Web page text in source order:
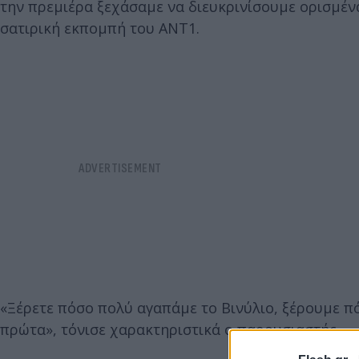
την πρεμιέρα ξεχάσαμε να διευκρινίσουμε
σατιρική εκπομπή του ΑΝΤ1.
«Ξέρετε πόσο πολύ αγαπάμε το Βινύλιο, ξέρουμε
πρώτα», τόνισε χαρακτηριστικά ο παρουσιαστής.